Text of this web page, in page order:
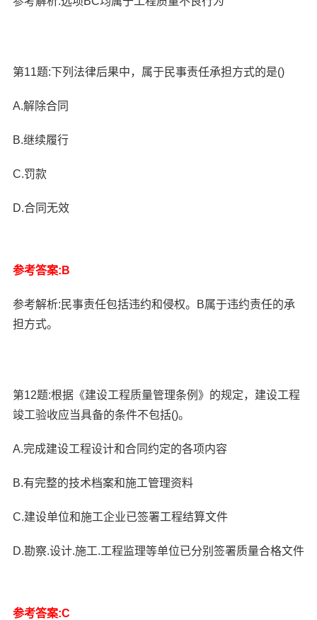
第11题:下列法律后果中，属于民事责任承担方式的是()
A.解除合同
B.继续履行
C.罚款
D.合同无效
参考答案:B
参考解析:民事责任包括违约和侵权。B属于违约责任的承
担方式。
第12题:根据《建设工程质量管理条例》的规定，建设工程
竣工验收应当具备的条件不包括()。
A.完成建设工程设计和合同约定的各项内容
B.有完整的技术档案和施工管理资料
C.建设单位和施工企业已签署工程结算文件
D.勘察.设计.施工.工程监理等单位已分别签署质量合格文件
参考答案:C